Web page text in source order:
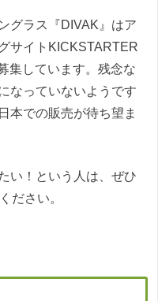
グラス『DIVAK』はア
サイトKICKSTARTER
集しています。残念な
なっていないようです
本での販売が待ち望ま
い！という人は、ぜひ
ださい。